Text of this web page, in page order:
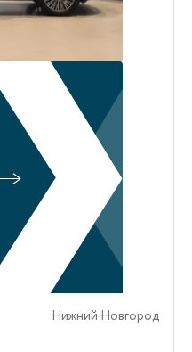
Нижний Новгород